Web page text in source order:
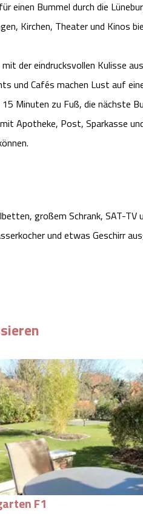
einen Bummel durch die
Kirchen, Theater und Kinos
der eindrucksvollen Kulisse
und Cafés machen Lust auf
Minuten zu Fuß, die nächste
Apotheke, Post, Sparkasse
großem Schrank, SAT-TV
und etwas Geschirr
F1